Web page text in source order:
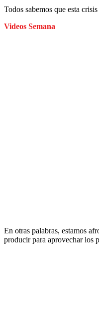
Todos sabemos que esta
Videos Semana
En otras palabras, estamos
producir para aprovechar los